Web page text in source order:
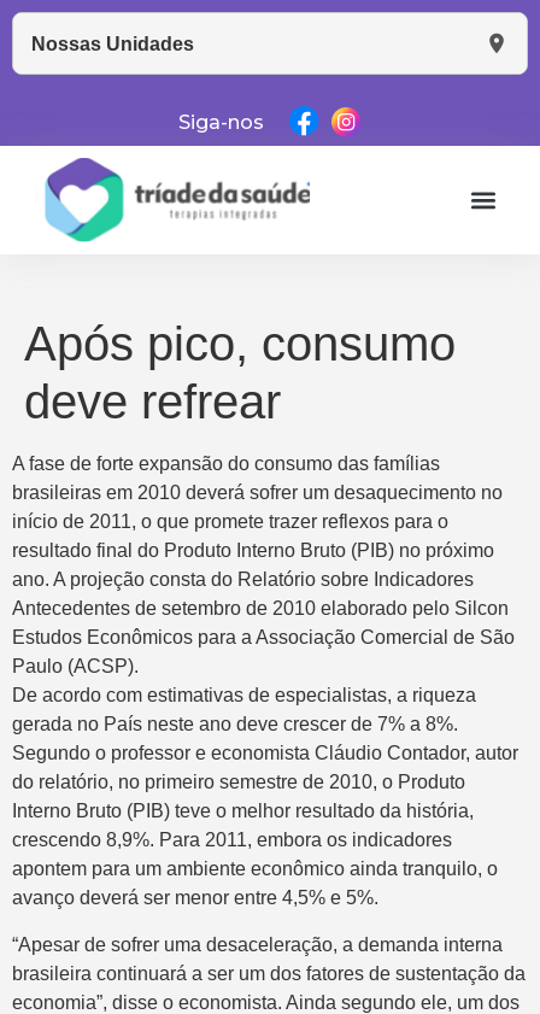
Nossas Unidades
Siga-nos
Após pico, consumo
deve refrear
A fase de forte expansão do consumo das famílias
brasileiras em 2010 deverá sofrer um desaquecimento no
início de 2011, o que promete trazer reflexos para o
resultado final do Produto Interno Bruto (PIB) no próximo
ano. A projeção consta do Relatório sobre Indicadores
Antecedentes de setembro de 2010 elaborado pelo Silcon
Estudos Econômicos para a Associação Comercial de São
Paulo (ACSP).
De acordo com estimativas de especialistas, a riqueza
gerada no País neste ano deve crescer de 7% a 8%.
Segundo o professor e economista Cláudio Contador, autor
do relatório, no primeiro semestre de 2010, o Produto
Interno Bruto (PIB) teve o melhor resultado da história,
crescendo 8,9%. Para 2011, embora os indicadores
apontem para um ambiente econômico ainda tranquilo, o
avanço deverá ser menor entre 4,5% e 5%.
“Apesar de sofrer uma desaceleração, a demanda interna
brasileira continuará a ser um dos fatores de sustentação da
economia”, disse o economista. Ainda segundo ele, um dos